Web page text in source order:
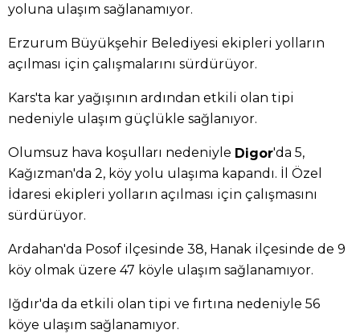
yoluna ulaşım sağlanamıyor.
Erzurum Büyükşehir Belediyesi ekipleri yolların
açılması için çalışmalarını sürdürüyor.
Kars'ta kar yağışının ardından etkili olan tipi
nedeniyle ulaşım güçlükle sağlanıyor.
Olumsuz hava koşulları nedeniyle Digor'da 5,
Kağızman'da 2, köy yolu ulaşıma kapandı. İl Özel
İdaresi ekipleri yolların açılması için çalışmasını
sürdürüyor.
Ardahan'da Posof ilçesinde 38, Hanak ilçesinde de 9
köy olmak üzere 47 köyle ulaşım sağlanamıyor.
Iğdır'da da etkili olan tipi ve fırtına nedeniyle 56
köye ulaşım sağlanamıyor.